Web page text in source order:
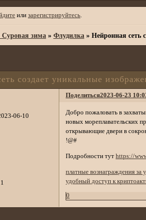
или зарегистрируйтесь.
зима » Флудилка » Нейронная сеть
создает уникальные
Поделиться2023-06-23
06-10
Добро пожаловать в
новых мореплавательских
открывающие двери в
!@#
Подробности тутhttps://
платные вознаграждения за
удобный доступ к
0